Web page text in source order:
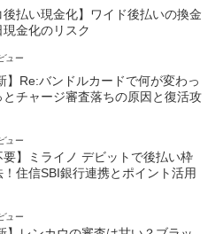
後払い現金化】ワイド後払いの換金
金化のリスク
ュー
】Re:バンドルカードで何が変わっ
とチャージ審査落ちの原因と復活攻
ュー
要】ミライノ デビットで後払い枠
！住信SBI銀行連携とポイント活用
ュー